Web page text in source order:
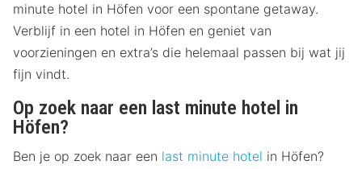
minute hotel in Höfen voor een spontane getaway.
Verblijf in een hotel in Höfen en geniet van
voorzieningen en extra’s die helemaal passen bij wat jij
fijn vindt.
Op zoek naar een last minute hotel in
Höfen?
Ben je op zoek naar een last minute hotel in Höfen?